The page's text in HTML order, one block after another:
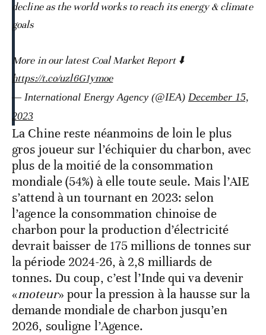
decline as the world works to reach its energy & climate
goals
More in our latest Coal Market Report ⬇️
https://t.co/uzl6G1ymoe
— International Energy Agency (@IEA) December 15,
2023
La Chine reste néanmoins de loin le plus
gros joueur sur l’échiquier du charbon, avec
plus de la moitié de la consommation
mondiale (54%) à elle toute seule. Mais l’AIE
s’attend à un tournant en 2023: selon
l’agence la consommation chinoise de
charbon pour la production d’électricité
devrait baisser de 175 millions de tonnes sur
la période 2024-26, à 2,8 milliards de
tonnes. Du coup, c’est l’Inde qui va devenir
«moteur» pour la pression à la hausse sur la
demande mondiale de charbon jusqu’en
2026, souligne l’Agence.